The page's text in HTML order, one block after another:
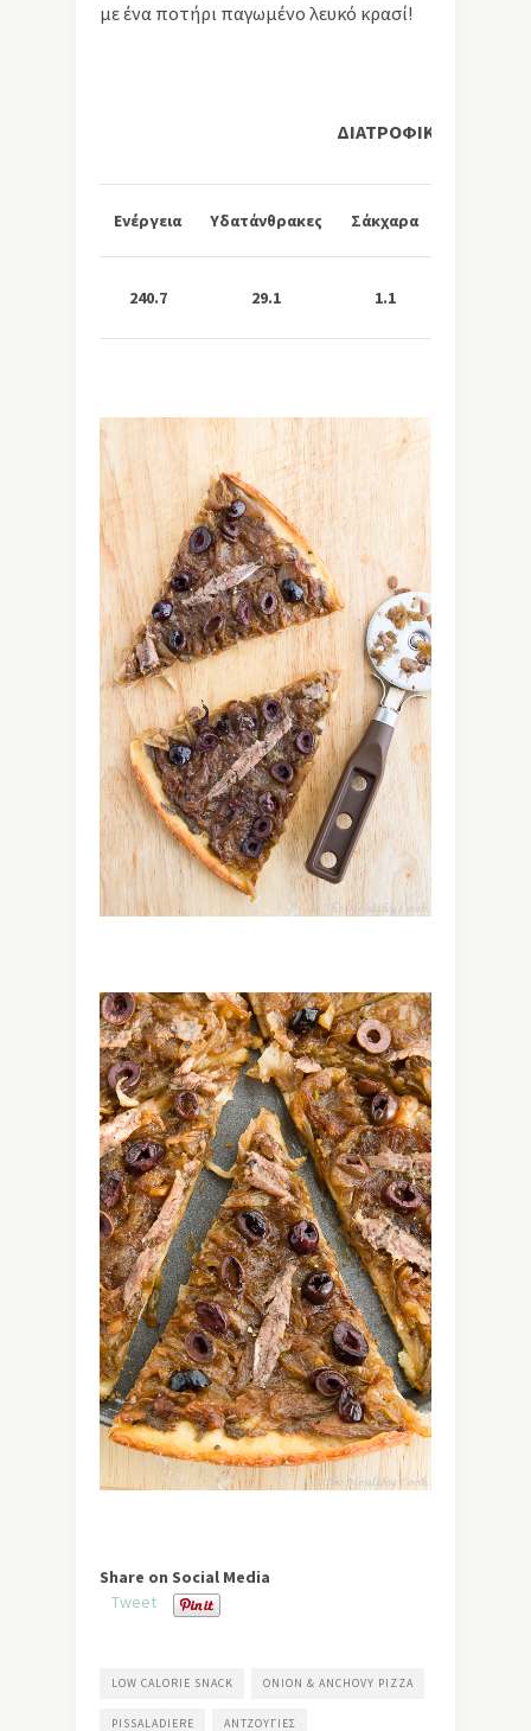
με ένα ποτήρι παγωμένο λευκό κρασί!
ΔΙΑΤΡΟΦΙΚΗ ΑΞΙΑ
Ενέργεια Υδατάνθρακες Σάκχαρα
240.7 29.1 1.1
Share on Social Media
Tweet
LOW CALORIE SNACK ONION & ANCHOVY PIZZA
PISSALADIERE ΑΝΤΖΟΎΓΙΕΣ